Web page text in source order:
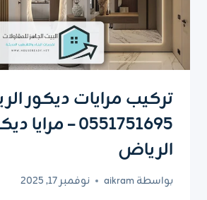
تركيب مرايات ديكور
0551751695 –
الرياض
بواسطةaikram نوفمبر 17, 2025